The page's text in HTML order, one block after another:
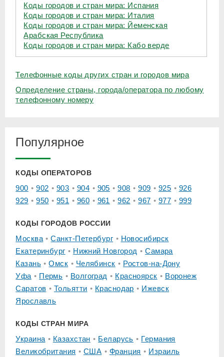
Коды городов и стран мира: Испания
Коды городов и стран мира: Италия
Коды городов и стран мира: Йеменская
Арабская Республика
Коды городов и стран мира: Кабо верде
Телефонные коды других стран и городов мира
Определение страны, города/оператора по любому
телефонному номеру
Популярное
КОДЫ ОПЕРАТОРОВ
900 902 903 904 905 908 909 925
926
929
950 951 960 961 962 967 977 999
КОДЫ ГОРОДОВ РОССИИ
Москва Санкт-Петербург
Новосибирск
Екатеринбург
Нижний Новгород
Самара
Казань
Омск Челябинск
Ростов-на-Дону
Уфа
Пермь Волгоград Красноярск
Воронеж
Саратов
Тольятти Краснодар
Ижевск
Ярославль
КОДЫ СТРАН МИРА
Украина Казахстан Беларусь
Германия
Великобритания
США Франция Израиль